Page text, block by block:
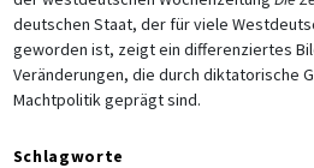
deutschen Staat, der für viele
geworden ist, zeigt ein differenziertes
Veränderungen, die durch diktatorische
Machtpolitik geprägt sind.
Schlagworte